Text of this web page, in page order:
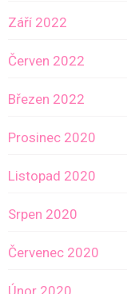
Září 2022
Červen 2022
Březen 2022
Prosinec 2020
Listopad 2020
Srpen 2020
Červenec 2020
Únor 2020